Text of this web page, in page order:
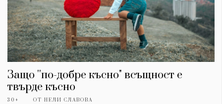
Защо ''по-добре късно" всъщност е
твърде късно
30+ ОТ НЕЛИ СЛАВОВА